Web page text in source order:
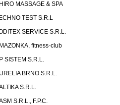
MASSAGE & SPA
TEST S.R.L
SERVICE S.R.L.
fitness-club
SISTEM S.R.L.
BRNO S.R.L.
S.R.L.
S.R.L., F.P.C.